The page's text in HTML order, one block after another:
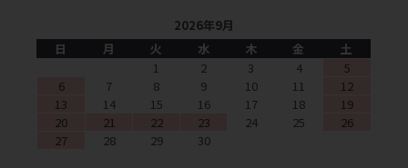
2026年9月
日
月 火 水 木 金
土
1
2 3 4
5
6
7 8 9 10 11
12
13
14 15 16 17 18
19
20
21 22 23 24 25
26
27
28 29 30